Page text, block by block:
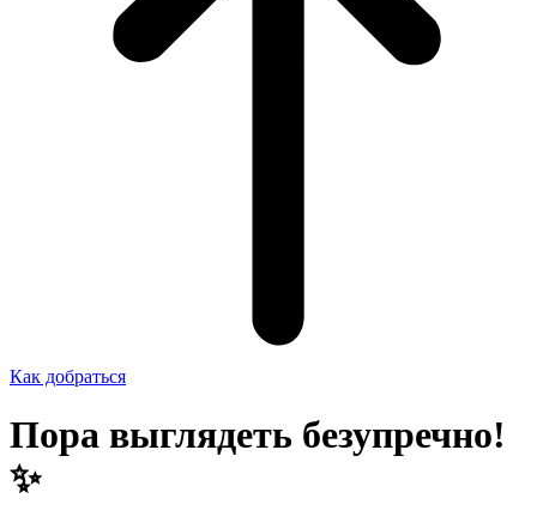
Как добраться
Пора выглядеть безупречно!
✨